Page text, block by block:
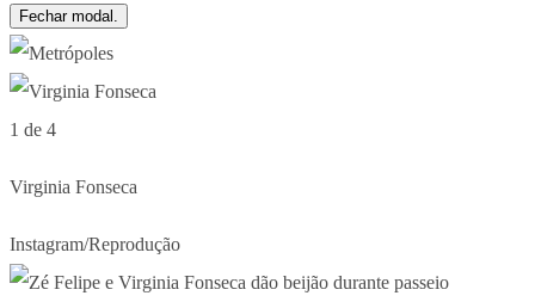
Fechar modal.
1 de 4
Virginia Fonseca
Instagram/Reprodução